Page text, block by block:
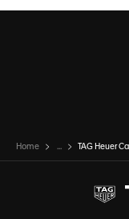
Home ... TAG Heuer